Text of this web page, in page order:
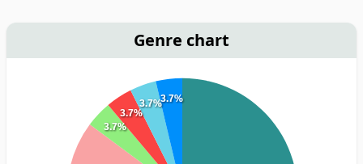
Genre chart
3.7%
3.7%
3.7%3.7%